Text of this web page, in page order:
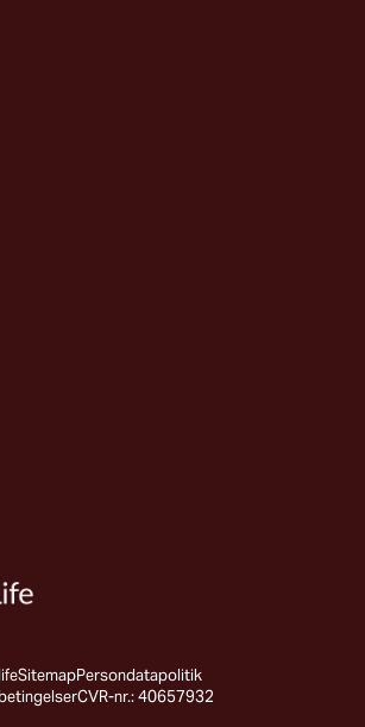
SitemapPersondatapolitik
CVR-nr.: 40657932